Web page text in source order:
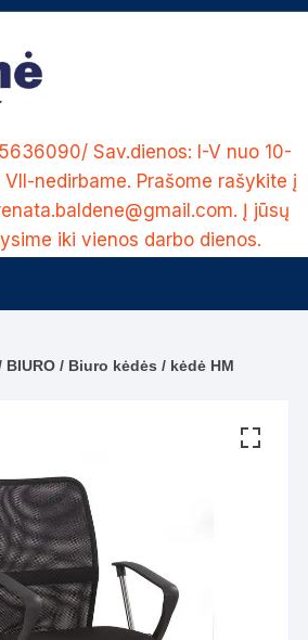
Sav.dienos: I-V nuo 10-
VII-nedirbame. Prašome rašykite į
Į jūsų
iki vienos darbo dienos.
BIURO / Biuro kėdės / kėdė HM